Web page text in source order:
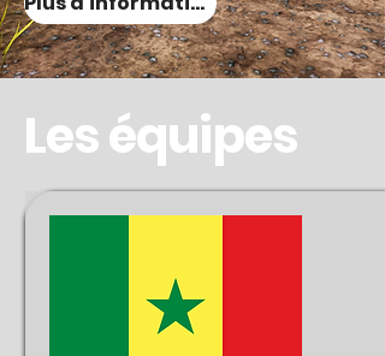
Les équipes